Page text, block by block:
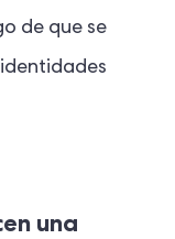
de que se
una